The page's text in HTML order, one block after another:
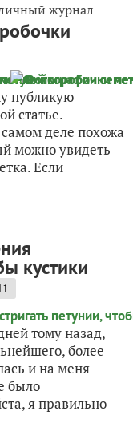
журнал
публикую
статье.
деле похожа
можно увидеть
Если
кустики
тому назад,
более
и на меня
было
я правильно